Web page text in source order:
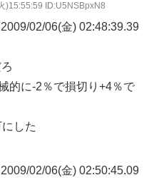
)15:55:59 ID:U5NSBpxN8
02/06(金) 02:48:39.39
的に-2％で損切り+4％で
した
02/06(金) 02:50:45.09